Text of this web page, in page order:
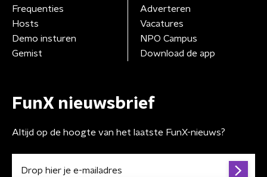
Frequenties
Hosts
Demo insturen
Gemist
Adverteren
Vacatures
NPO Campus
Download de app
FunX nieuwsbrief
Altijd op de hoogte van het laatste FunX-nieuws?